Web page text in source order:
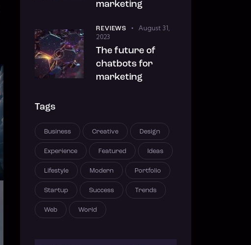
marketing
REVIEWS
August 31,
2023
The future of
chatbots for
marketing
Tags
Business Creative Design
Experience Featured Ideas
Lifestyle Modern Portfolio
Startup Success Trends
Web World